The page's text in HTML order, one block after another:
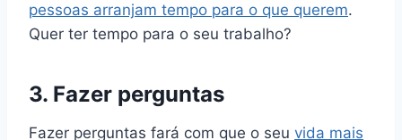
pessoas arranjam tempo para o que querem.
Quer ter tempo para o seu trabalho?
3. Fazer perguntas
Fazer perguntas fará com que o seu vida mais